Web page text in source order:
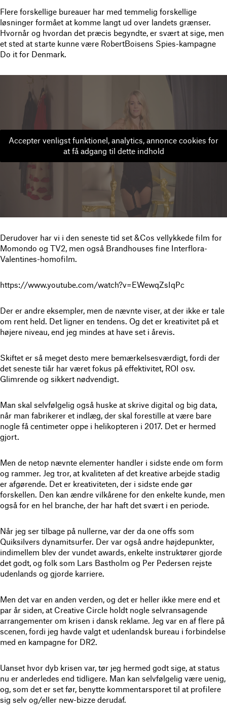
Flere forskellige bureauer har med temmelig forskellige
løsninger formået at komme langt ud over landets grænser.
Hvornår og hvordan det præcis begyndte, er svært at sige, men
et sted at starte kunne være RobertBoisens Spies-kampagne
Do it for Denmark.
Accepter venligst funktionel, analytics, annonce cookies for
at få adgang til dette indhold
Derudover har vi i den seneste tid set &Cos vellykkede film for
Momondo og TV2, men også Brandhouses fine Interflora-
Valentines-homofilm.
https://www.youtube.com/watch?v=EWewqZsIqPc
Der er andre eksempler, men de nævnte viser, at der ikke er tale
om rent held. Det ligner en tendens. Og det er kreativitet på et
højere niveau, end jeg mindes at have set i årevis.
Skiftet er så meget desto mere bemærkelsesværdigt, fordi der
det seneste tiår har været fokus på effektivitet, ROI osv.
Glimrende og sikkert nødvendigt.
Man skal selvfølgelig også huske at skrive digital og big data,
når man fabrikerer et indlæg, der skal forestille at være bare
nogle få centimeter oppe i helikopteren i 2017. Det er hermed
gjort.
Men de netop nævnte elementer handler i sidste ende om form
og rammer. Jeg tror, at kvaliteten af det kreative arbejde stadig
er afgørende. Det er kreativiteten, der i sidste ende gør
forskellen. Den kan ændre vilkårene for den enkelte kunde, men
også for en hel branche, der har haft det svært i en periode.
Når jeg ser tilbage på nullerne, var der da one offs som
Quiksilvers dynamitsurfer. Der var også andre højdepunkter,
indimellem blev der vundet awards, enkelte instruktører gjorde
det godt, og folk som Lars Bastholm og Per Pedersen rejste
udenlands og gjorde karriere.
Men det var en anden verden, og det er heller ikke mere end et
par år siden, at Creative Circle holdt nogle selvransagende
arrangementer om krisen i dansk reklame. Jeg var en af flere på
scenen, fordi jeg havde valgt et udenlandsk bureau i forbindelse
med en kampagne for DR2.
Uanset hvor dyb krisen var, tør jeg hermed godt sige, at status
nu er anderledes end tidligere. Man kan selvfølgelig være uenig,
og, som det er set før, benytte kommentarsporet til at profilere
sig selv og/eller new-bizze derudaf.